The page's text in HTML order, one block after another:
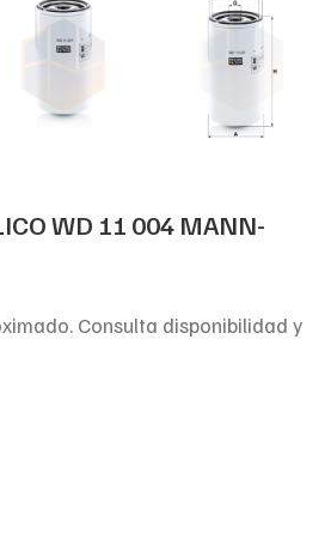
WD 11 004 MANN-
Consulta disponibilidad y